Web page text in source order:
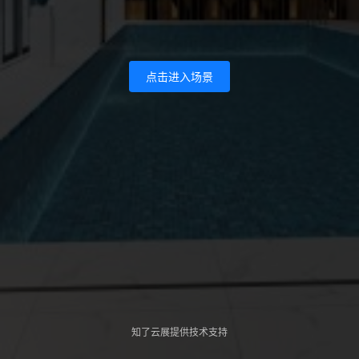
点击进入场景
知了云展提供技术支持